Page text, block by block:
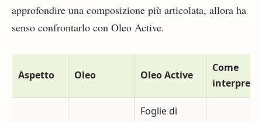
approfondire una composizione più articolata, allora ha
senso confrontarlo con Oleo Active.
Aspetto Oleo Oleo Active
Come
Foglie di